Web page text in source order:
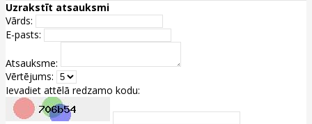
Uzrakstīt atsauksmi
Vārds:
E-pasts:
Atsauksme:
Vērtējums:
Ievadiet attēlā redzamo kodu: